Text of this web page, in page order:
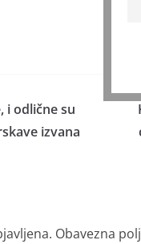
i odlične su
izvana
Obavezna